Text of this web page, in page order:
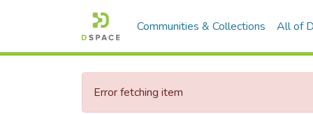
Communities & Collections All of
Error fetching item